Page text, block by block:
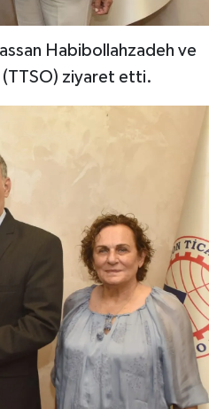
Habibollahzadeh ve
(TTSO) ziyaret etti.